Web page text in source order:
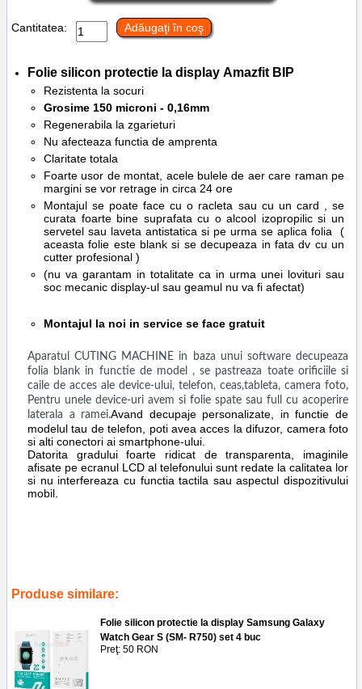
Cantitatea: Adăugaţi în coş
Folie silicon protectie la display Amazfit BIP
Rezistenta la socuri
Grosime 150 microni - 0,16mm
Regenerabila la zgarieturi
Nu afecteaza functia de amprenta
Claritate totala
Foarte usor de montat, acele bulele de aer care raman pe
margini se vor retrage in circa 24 ore
Montajul se poate face cu o racleta sau cu un card , se
curata foarte bine suprafata cu o alcool izopropilic si un
servetel sau laveta antistatica si pe urma se aplica folia (
aceasta folie este blank si se decupeaza in fata dv cu un
cutter profesional )
(nu va garantam in totalitate ca in urma unei lovituri sau
soc mecanic display-ul sau geamul nu va fi afectat)
Montajul la noi in service se face gratuit
Aparatul CUTING MACHINE in baza unui software decupeaza
folia blank in functie de model , se pastreaza toate orificiile si
caile de acces ale device-ului, telefon, ceas,tableta, camera foto,
Pentru unele device-uri avem si folie spate sau full cu acoperire
laterala a ramei.Avand decupaje personalizate, in functie de
modelul tau de telefon, poti avea acces la difuzor, camera foto
si alti conectori ai smartphone-ului.
Datorita gradului foarte ridicat de transparenta, imaginile
afisate pe ecranul LCD al telefonului sunt redate la calitatea lor
si nu interfereaza cu functia tactila sau aspectul dispozitivului
mobil.
Produse similare:
Folie silicon protectie la display Samsung Galaxy
Watch Gear S (SM- R750) set 4 buc
Preţ: 50 RON